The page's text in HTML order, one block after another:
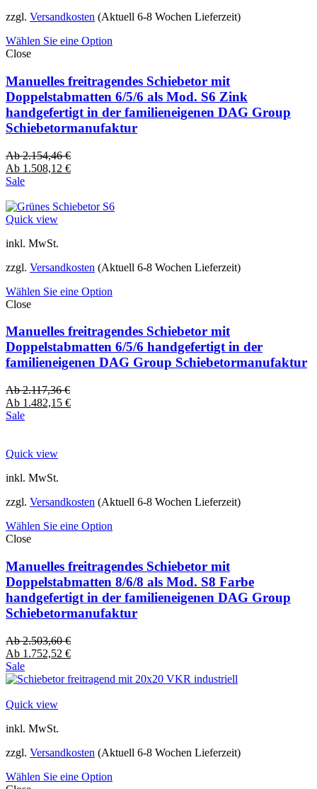
zzgl. Versandkosten (Aktuell 6-8 Wochen Lieferzeit)
Wählen Sie eine Option
Close
Manuelles freitragendes Schiebetor mit
Doppelstabmatten 6/5/6 als Mod. S6 Zink
handgefertigt in der familieneigenen DAG Group
Schiebetormanufaktur
Ab2.154,46€
Ab 1.508,12 €
Sale
Quick view
inkl. MwSt.
zzgl. Versandkosten (Aktuell 6-8 Wochen Lieferzeit)
Wählen Sie eine Option
Close
Manuelles freitragendes Schiebetor mit
Doppelstabmatten 6/5/6 handgefertigt in der
familieneigenen DAG Group Schiebetormanufaktur
Ab2.117,36€
Ab 1.482,15 €
Sale
Quick view
inkl. MwSt.
zzgl. Versandkosten (Aktuell 6-8 Wochen Lieferzeit)
Wählen Sie eine Option
Close
Manuelles freitragendes Schiebetor mit
Doppelstabmatten 8/6/8 als Mod. S8 Farbe
handgefertigt in der familieneigenen DAG Group
Schiebetormanufaktur
Ab2.503,60€
Ab 1.752,52 €
Sale
Quick view
inkl. MwSt.
zzgl. Versandkosten (Aktuell 6-8 Wochen Lieferzeit)
Wählen Sie eine Option